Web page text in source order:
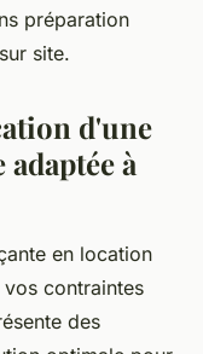
préparation
site.
d'une
à
en location
vos contraintes
des